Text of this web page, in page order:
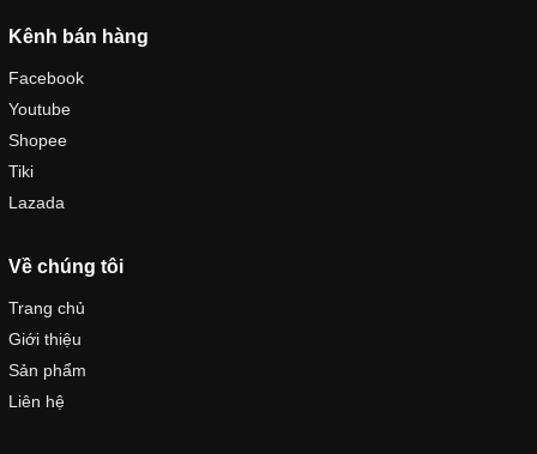
Kênh bán hàng
Facebook
Youtube
Shopee
Tiki
Lazada
Về chúng tôi
Trang chủ
Giới thiệu
Sản phẩm
Liên hệ